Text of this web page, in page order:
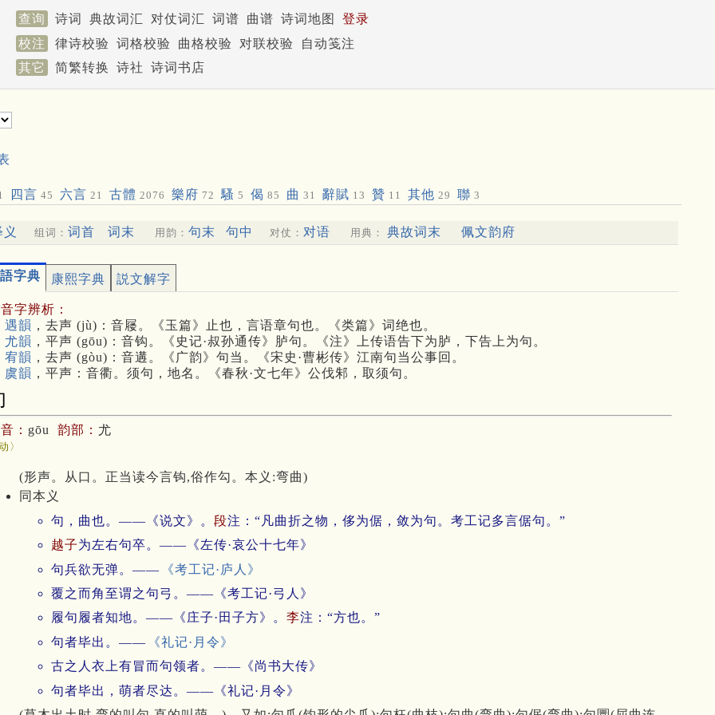
查询 诗词 典故词汇 对仗词汇 词谱 曲谱 诗词地图
登录
校注
律诗校验 词格校验 曲格校验 对联校验
自动笺注
其它
简繁转换 诗社 诗词书店
四言 45 六言 21 古體 2076 樂府 72 騷 5 偈 85 曲 31 辭賦 13 贊 11 其他 29 聯 3
义 组词： 词首 词末 用韵： 句末 句中 对仗： 对语 用典： 典故词末 佩文韵府
字典 康熙字典 説文解字
字辨析：
遇韻 ，去声 (jù)：音屦。《玉篇》止也，言语章句也。《类篇》词绝也。
尤韻 ，平声 (gōu)：音钩。《史记·叔孙通传》胪句。《注》上传语告下为胪，下告上为句。
宥韻 ，去声 (gòu)：音遘。《广韵》句当。《宋史·曹彬传》江南句当公事回。
虞韻 ，平声：音衢。须句，地名。《春秋·文七年》公伐邾，取须句。
： gōu 韵部： 尤
〉
(形声。从口。正当读今言钩,俗作勾。本义:弯曲)
同本义
句，曲也。——《说文》。 段注：“凡曲折之物，侈为倨，敛为句。考工记多言倨句。”
越子为左右句卒。——《左传·哀公十七年》
句兵欲无弹。——
《考工记·庐人》
覆之而角至谓之句弓。——《考工记·弓人》
履句履者知地。——《庄子·田子方》。 李注：“方也。”
句者毕出。——
《礼记·月令》
古之人衣上有冒而句领者。——《尚书大传》
句者毕出，萌者尽达。——《礼记·月令》